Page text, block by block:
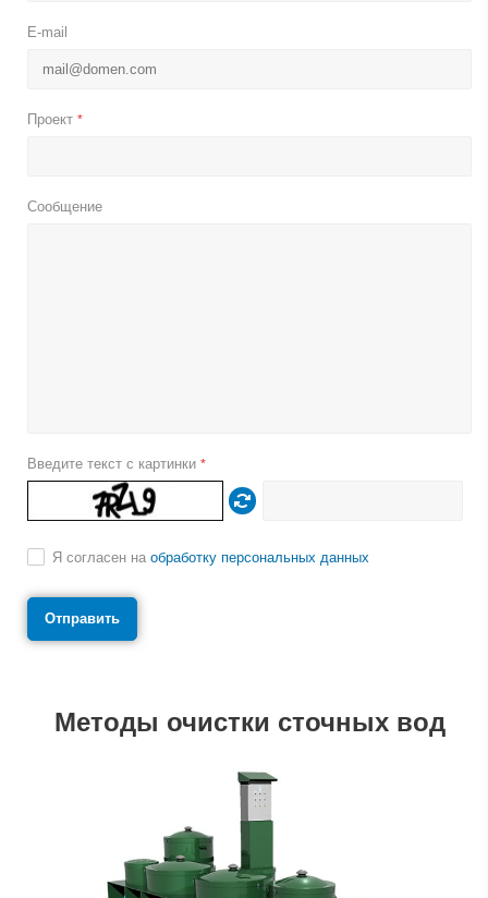
E-mail
Проект *
Сообщение
Введите текст с картинки *
Я согласен на обработку персональных данных
Методы очистки сточных вод